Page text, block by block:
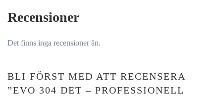
Recensioner
Det finns inga recensioner än.
BLI FÖRST MED ATT RECENSERA
”EVO 304 DET – PROFESSIONELL